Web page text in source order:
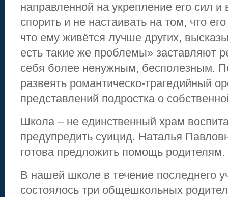
направленной на укрепление его сил
спорить и не настаивать на том, что
что ему живётся лучше других,
есть такие же проблемы» заставляют
себя более ненужным, бесполезным.
развеять романтическо-трагедийный
представлений подростка о
Школа – не единственный храм
предупредить суицид. Наталья
готова предложить помощь родителям.
В нашей школе в течение последнего
состоялось три общешкольных